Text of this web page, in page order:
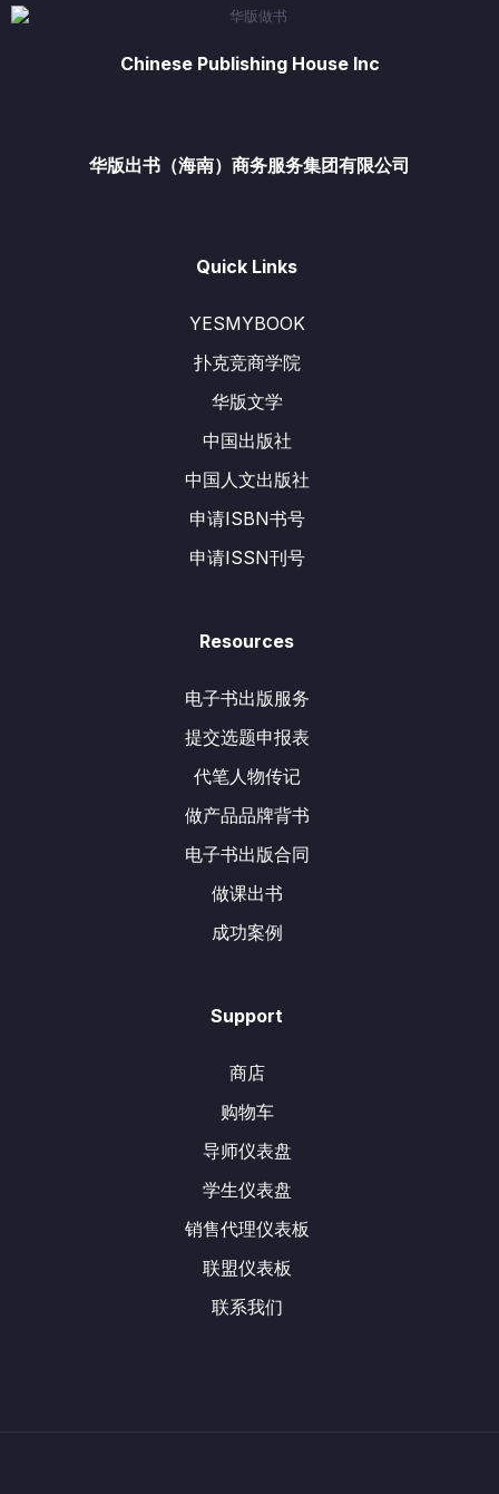
Chinese Publishing House Inc
华版出书（海南）商务服务集团有限公司
Quick Links
YESMYBOOK
扑克竞商学院
华版文学
中国出版社
中国人文出版社
申请ISBN书号
申请ISSN刊号
Resources
电子书出版服务
提交选题申报表
代笔人物传记
做产品品牌背书
电子书出版合同
做课出书
成功案例
Support
商店
购物车
导师仪表盘
学生仪表盘
销售代理仪表板
联盟仪表板
联系我们